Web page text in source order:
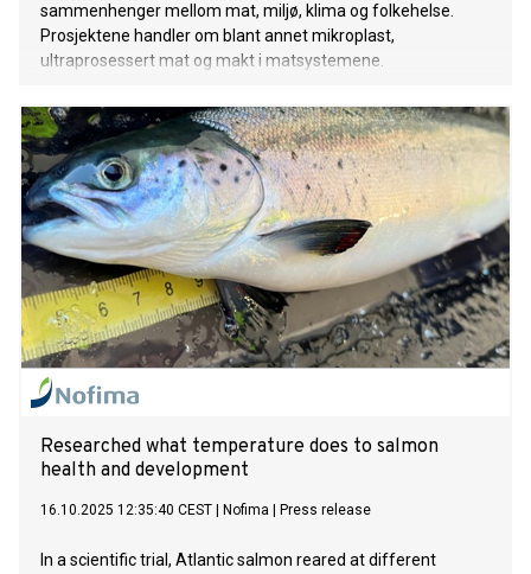
sammenhenger mellom mat, miljø, klima og folkehelse.
Prosjektene handler om blant annet mikroplast,
ultraprosessert mat og makt i matsystemene.
Researched what temperature does to salmon
health and development
16.10.2025 12:35:40 CEST Nofima Press release
In a scientific trial, Atlantic salmon reared at different